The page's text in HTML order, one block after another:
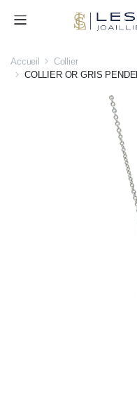
Accueil
Collier
COLLIER OR GRIS